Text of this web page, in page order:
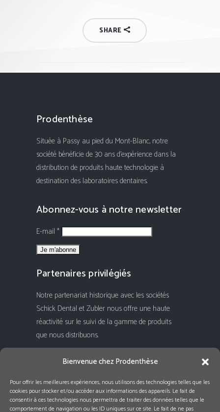
Bienvenue chez Prodenthèse
Pour offrir les meilleures expériences, nous utilisons des technologies telles que les
cookies pour stocker et/ou accéder aux informations des appareils. Le fait de
consentir à ces technologies nous permettra de traiter des données telles que le
comportement de navigation ou les ID uniques sur ce site. Le fait de ne pas
SHARE
Prodenthèse
Située à Passy au pied du Mont-Blanc, notre
société bénéficie de 30 ans d'expérience dans la
distribution de produits haute technologie à
destination des laboratoires dentaires.
Abonnez-vous à notre newsletter
E-mail *
Partenaires privilégiés
Notre partenariat historique avec les sociétés
Schick Dental et Zubler nous offre une haute
réactivité sur le suivi de la gamme de produits
que nous distribuons.
Rejoignez-nous !